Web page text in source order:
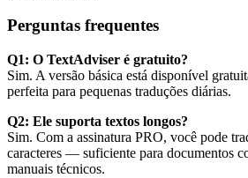
Perguntas frequentes
Q1: O TextAdviser é gratuito?
Sim. A versão básica está disponível
perfeita para pequenas traduções diárias.
Q2: Ele suporta textos longos?
Sim. Com a assinatura PRO, você pode
caracteres — suficiente para documentos
manuais técnicos.